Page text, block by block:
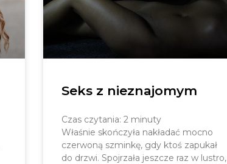
Seks z nieznajomym
Czas czytania: 2 minuty
Właśnie skończyła nakładać mocno
czerwoną szminkę, gdy ktoś zapukał
do drzwi. Spojrzała jeszcze raz w lustro,